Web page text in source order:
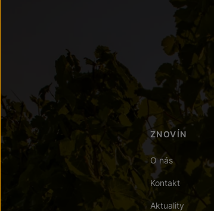
ZNOVÍN
O nás
Kontakt
Aktuality